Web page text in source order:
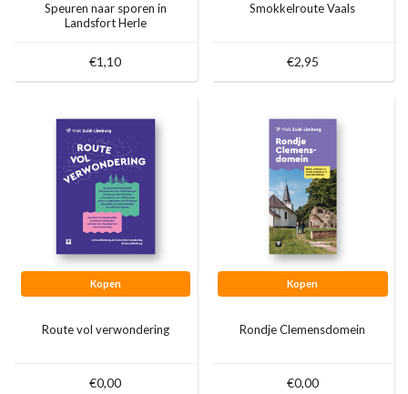
Speuren naar sporen in
Landsfort Herle
€1,10
Smokkelroute Vaals
€2,95
Kopen
Route vol verwondering
€0,00
Kopen
Rondje Clemensdomein
€0,00